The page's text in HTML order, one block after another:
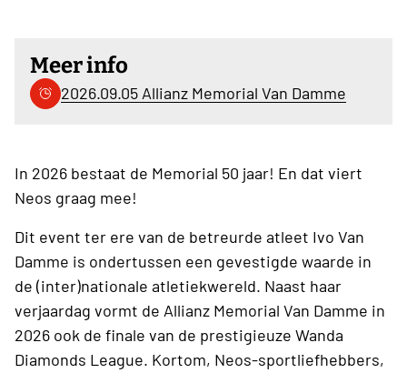
Meer info
2026.09.05 Allianz Memorial Van Damme
In 2026 bestaat de Memorial 50 jaar! En dat viert
Neos graag mee!
Dit event ter ere van de betreurde atleet Ivo Van
Damme is ondertussen een gevestigde waarde in
de (inter)nationale atletiekwereld. Naast haar
verjaardag vormt de Allianz Memorial Van Damme in
2026 ook de finale van de prestigieuze Wanda
Diamonds League. Kortom, Neos-sportliefhebbers,